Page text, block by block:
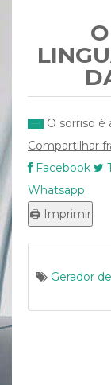
O sorriso é
Compartilhar
Facebook
Whatsapp
Gerador